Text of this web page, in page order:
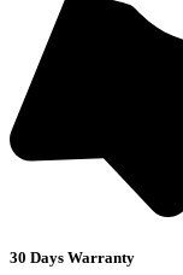
30 Days Warranty